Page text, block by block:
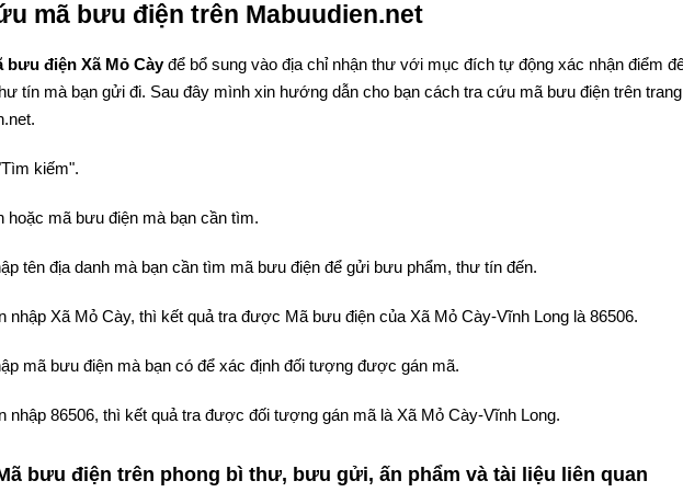
mã bưu điện trên Mabuudien.net
bưu điện Xã Mỏ Càyđể bổ sung vào địa chỉ nhận thư với mục đích tự động xác nhận điểm
tín mà bạn gửi đi. Sau đây mình xin hướng dẫn cho bạn cách tra cứu mã bưu điện trên trang
kiếm".
hoặc mã bưu điện mà bạn cần tìm.
tên địa danh mà bạn cần tìm mã bưu điện để gửi bưu phẩm, thư tín đến.
nhập Xã Mỏ Cày, thì kết quả tra được Mã bưu điện của Xã Mỏ Cày-Vĩnh Long là 86506.
mã bưu điện mà bạn có để xác định đối tượng được gán mã.
nhập 86506, thì kết quả tra được đối tượng gán mã là Xã Mỏ Cày-Vĩnh Long.
bưu điện trên phong bì thư, bưu gửi, ấn phẩm và tài liệu liên quan